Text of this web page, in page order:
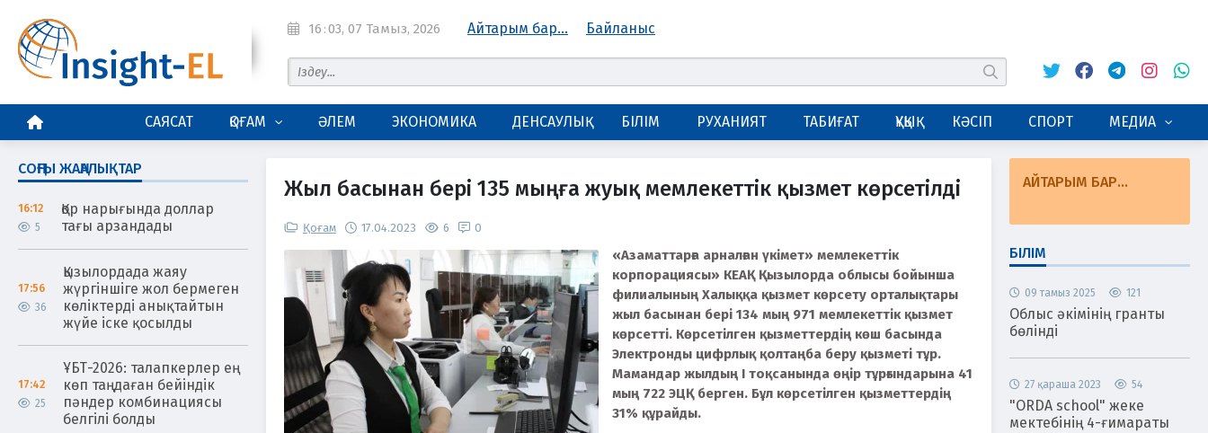
16 :03, 07 Тамыз, 2026 Айтарым бар... Байланыс
табу
САЯСАТ ҚОҒАМ ӘЛЕМ ЭКОНОМИКА ДЕНСАУЛЫҚ БІЛІМ РУХАНИЯТ ТАБИҒАТ ҚҰҚЫҚ КӘСІП СПОРТ МЕДИА
СОҢҒЫ ЖАҢАЛЫҚТАР
16:12
5
Қор нарығында доллар
тағы арзандады
17:56
36
Қызылордада жаяу
жүргіншіге жол бермеген
көліктерді анықтайтын
жүйе іске қосылды
17:42
25
ҰБТ-2026: талапкерлер ең
көп таңдаған бейіндік
пәндер комбинациясы
белгілі болды
Жыл басынан бері 135 мыңға жуық мемлекеттік қызмет көрсетілді
Қоғам 17.04.2023 6 0
«Азаматтарға арналған үкімет» мемлекеттік
корпорациясы» КЕАҚ Қызылорда облысы бойынша
филиалының Халыққа қызмет көрсету орталықтары
жыл басынан бері 134 мың 971 мемлекеттік қызмет
көрсетті. Көрсетілген қызметтердің көш басында
Электронды цифрлық қолтаңба беру қызметі тұр.
Мамандар жылдың І тоқсанында өңір тұрғындарына 41
мың 722 ЭЦҚ берген. Бұл көрсетілген қызметтердің
31% құрайды.
АЙТАРЫМ БАР...
БІЛІМ
09 тамыз 2025 121
Облыс әкімінің гранты
бөлінді
27 қараша 2023 54
"ORDA school" жеке
мектебінің 4-ғимараты